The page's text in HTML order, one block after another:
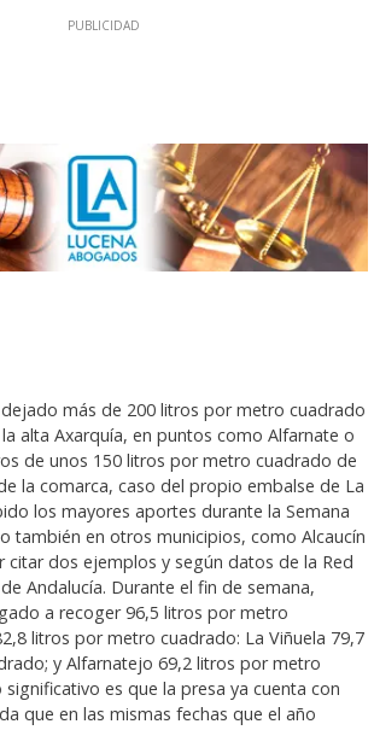
más de 200 litros por metro cuadrado
alta Axarquía, en puntos como Alfarnate o
de unos 150 litros por metro cuadrado de
la comarca, caso del propio embalse de La
los mayores aportes durante la Semana
también en otros municipios, como Alcaucín
citar dos ejemplos y según datos de la Red
Andalucía. Durante el fin de semana,
a recoger 96,5 litros por metro
litros por metro cuadrado: La Viñuela 79,7
y Alfarnatejo 69,2 litros por metro
es que la presa ya cuenta con
que en las mismas fechas que el año